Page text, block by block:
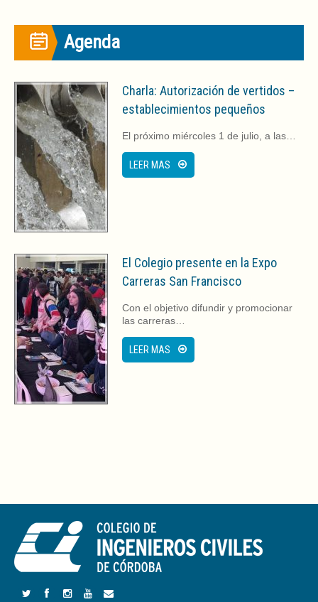
Agenda
Charla: Autorización de vertidos –
establecimientos pequeños
El próximo miércoles 1 de julio, a las…
LEER MAS
El Colegio presente en la Expo
Carreras San Francisco
Con el objetivo difundir y promocionar
las carreras…
LEER MAS